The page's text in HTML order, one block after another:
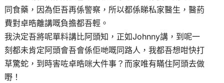
同食藥，因為佢吾再係警察，所以都係睇私家醫生，醫葯
費對卓晧離講嘅負擔都吾輕。
我決定吾將呢單料講比阿頭知，正如Johnny講，到呢一
刻都未肯定阿頭會吾會係佢哋嘅同路人，我都吾想咁快打
草驚蛇，到時害咗卓晧咪大件事？而家唯有瞞住阿頭去做
嘢！